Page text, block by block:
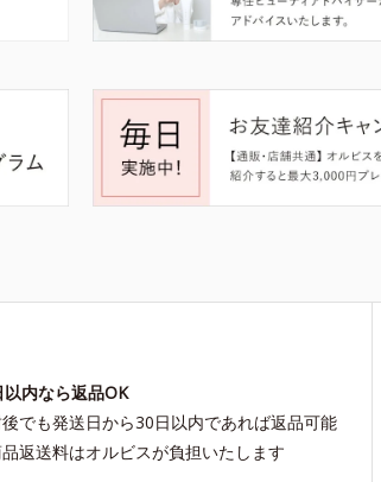
以内なら返品OK
でも発送日から30日以内であれば返品可能
返送料はオルビスが負担いたします